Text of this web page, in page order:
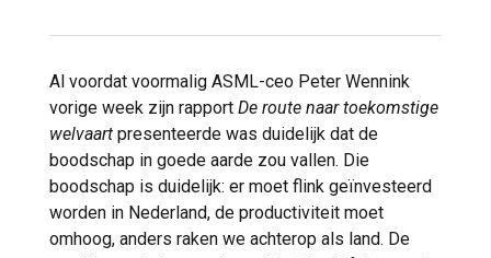
Al voordat voormalig ASML-ceo Peter Wennink
vorige week zijn rapport De route naar toekomstige
welvaart presenteerde was duidelijk dat de
boodschap in goede aarde zou vallen. Die
boodschap is duidelijk: er moet flink geïnvesteerd
worden in Nederland, de productiviteit moet
omhoog, anders raken we achterop als land. De